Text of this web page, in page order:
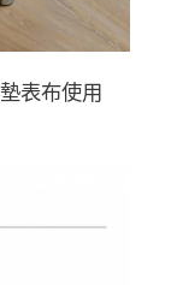
表布使用